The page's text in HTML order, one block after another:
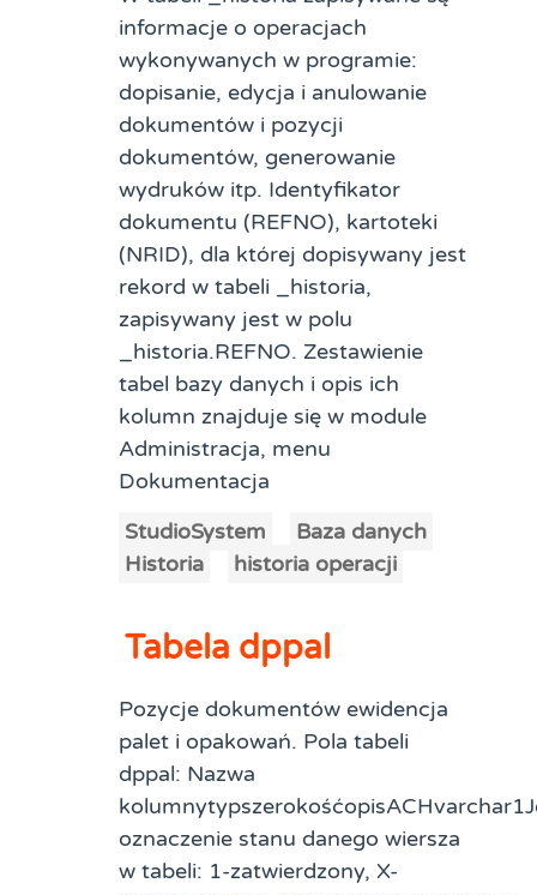
informacje o operacjach
wykonywanych w programie:
dopisanie, edycja i anulowanie
dokumentów i pozycji
dokumentów, generowanie
wydruków itp. Identyfikator
dokumentu (REFNO), kartoteki
(NRID), dla której dopisywany jest
rekord w tabeli _historia,
zapisywany jest w polu
_historia.REFNO. Zestawienie
tabel bazy danych i opis ich
kolumn znajduje się w module
Administracja, menu
Dokumentacja
StudioSystem
Baza danych
Historia
historia operacji
Tabela dppal
Pozycje dokumentów ewidencja
palet i opakowań. Pola tabeli
dppal: Nazwa
oznaczenie stanu danego wiersza
w tabeli: 1-zatwierdzony, X-